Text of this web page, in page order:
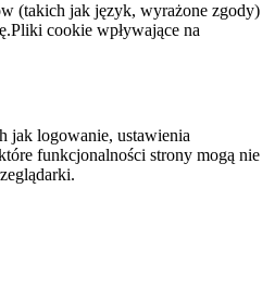
(takich jak język, wyrażone zgody)
cookie wpływające na
jak logowanie, ustawienia
funkcjonalności strony mogą nie